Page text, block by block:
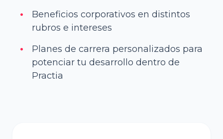
Beneficios corporativos en distintos
rubros e intereses
Planes de carrera personalizados para
potenciar tu desarrollo dentro de
Practia